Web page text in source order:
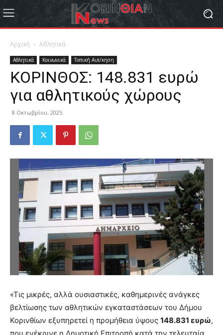
Αρχική Αθλητικά
Αθλητικά Κοινωνικά Τοπική Αυτ/κηση
ΚΟΡΙΝΘΟΣ: 148.831 ευρώ
για αθλητικούς χώρους
8 Οκτωβρίου, 2025
«Τις μικρές, αλλά ουσιαστικές, καθημερινές ανάγκες
βελτίωσης των αθλητικών εγκαταστάσεων του Δήμου
Κορινθίων εξυπηρετεί η προμήθεια ύψους 148.831 ευρώ,